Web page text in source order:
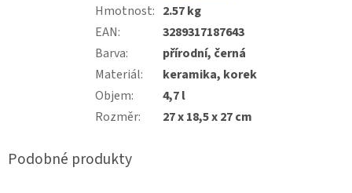
Hmotnost: 2.57 kg
EAN:
3289317187643
Barva:
přírodní, černá
Materiál:
keramika, korek
Objem:
4,7 l
Rozměr: 27 x 18,5 x 27 cm